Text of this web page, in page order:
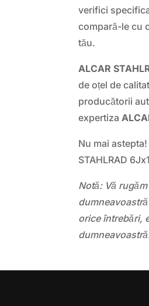
verifici
compară-le cu
tău.
ALCAR
de oțel de
producătorii
expertiza
Nu mai
STAHLRAD
Notă: Vă
orice întrebări,